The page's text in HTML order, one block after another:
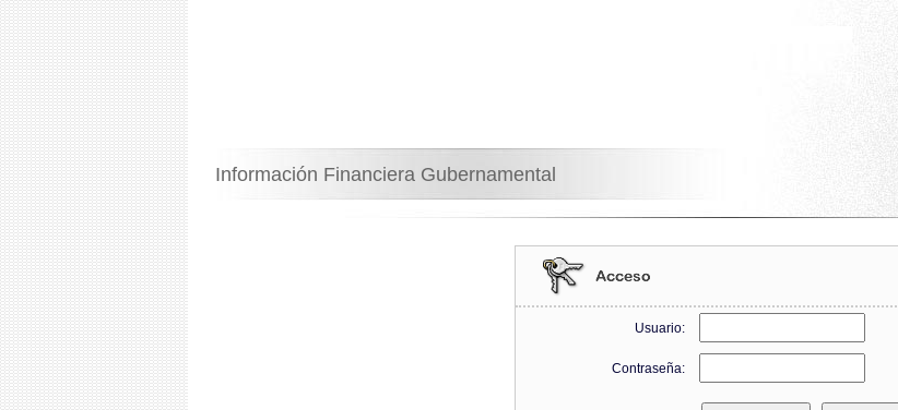
Información Financiera Gubernamental
Usuario:
Contraseña: